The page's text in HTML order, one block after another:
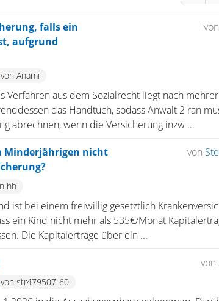
falls ein
aufgrund
von
von Anami
Verfahren aus dem Sozialrecht liegt nach
das Handtuch, sodass Anwalt 2 ran
abrechnen, wenn die Versicherung inzw ...
Minderjährigen nicht
von
hh
ist bei einem freiwillig gesetztlich
ein Kind nicht mehr als 535€/Monat
Die Kapitalerträge über ein ...
von
von str479507-60